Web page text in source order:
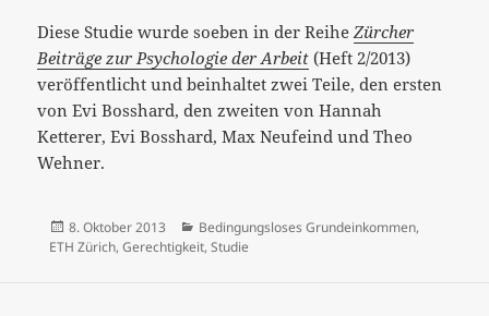
Diese Studie wurde soeben in der ReiheZürcher
Beiträge zur Psychologie der Arbeit (Heft 2/2013)
veröffentlicht und beinhaltet zwei Teile, den ersten
von Evi Bosshard, den zweiten von Hannah
Ketterer, Evi Bosshard, Max Neufeind und Theo
Wehner.
Veröffentlicht
am
8. Oktober 2013 Kategorien
Bedingungsloses Grundeinkommen,
ETH Zürich, Gerechtigkeit, Studie